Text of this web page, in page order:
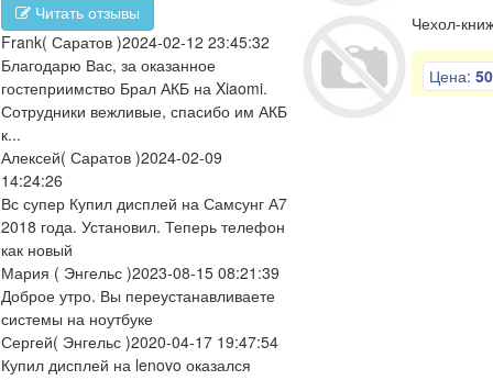
Читать отзывы
Frank( Саратов )2024-02-12 23:45:32
Благодарю Вас, за оказанное
гостеприимство Брал АКБ на Xiaomi.
Сотрудники вежливые, спасибо им АКБ
к...
Алексей( Саратов )2024-02-09
14:24:26
Вс супер Купил дисплей на Самсунг А7
2018 года. Установил. Теперь телефон
как новый
Мария ( Энгельс )2023-08-15 08:21:39
Доброе утро. Вы переустанавливаете
системы на ноутбуке
Сергей( Энгельс )2020-04-17 19:47:54
Купил дисплей на lenovo оказался
Чехол-
Цена: